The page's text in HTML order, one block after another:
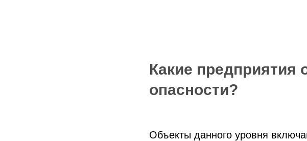
Какие предприятия
опасности?
Объекты данного уровня